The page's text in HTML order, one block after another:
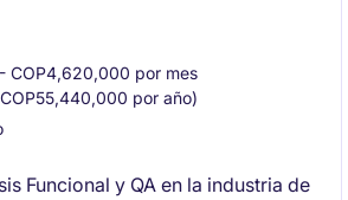
COP4,620,000 por mes
por año)
Funcional y QA en la industria de